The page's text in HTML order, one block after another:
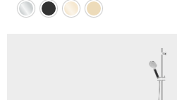
KromMattsvart
PoleradBorstad